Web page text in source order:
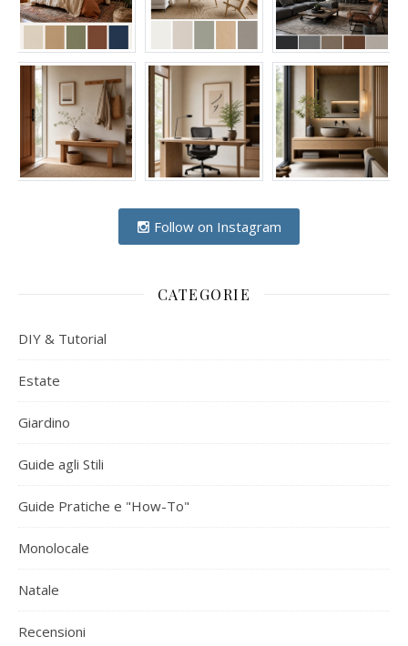
Follow on Instagram
CATEGORIE
DIY & Tutorial
Estate
Giardino
Guide agli Stili
Guide Pratiche e "How-To"
Monolocale
Natale
Recensioni